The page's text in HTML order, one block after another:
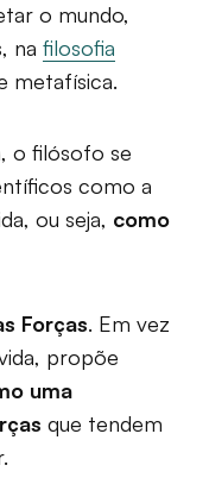
o mundo,
na filosofia
metafísica.
o filósofo se
como a
ou seja, como
Forças. Em vez
propõe
uma
que tendem